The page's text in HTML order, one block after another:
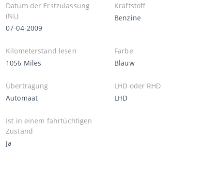
Datum der Erstzulassung
(NL)
07-04-2009
Kraftstoff
Benzine
Kilometerstand lesen
1056 Miles
Farbe
Blauw
Übertragung
Automaat
LHD oder RHD
LHD
Ist in einem fahrtüchtigen
Zustand
Ja